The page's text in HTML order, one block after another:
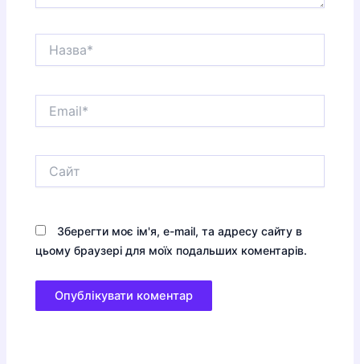
Зберегти моє ім'я, e-mail, та адресу сайту в
цьому браузері для моїх подальших коментарів.